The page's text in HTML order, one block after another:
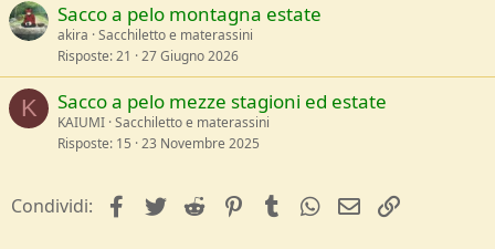
Sacco a pelo montagna estate
akira Sacchiletto e materassini
Risposte 21 27 Giugno 2026
K Sacco a pelo mezze stagioni ed estate
KAIUMI Sacchiletto e materassini
Risposte 15 23 Novembre 2025
Condividi: facebookTwitterReddit PinterestTumblrWhatsApp
e-mail